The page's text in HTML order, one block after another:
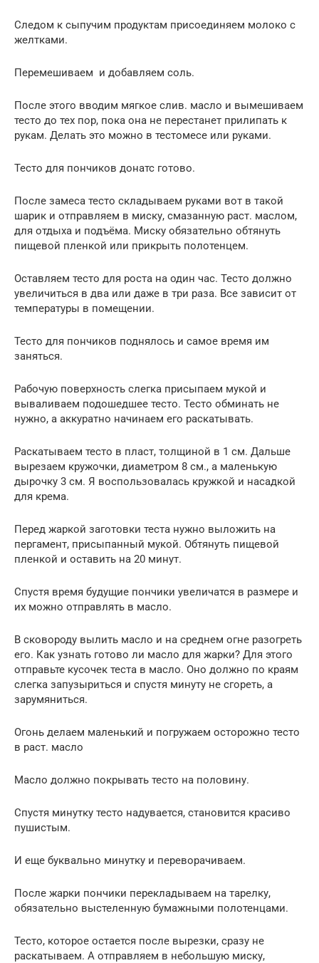
Следом к сыпучим продуктам присоединяем молоко с
желтками.
Перемешиваем и добавляем соль.
После этого вводим мягкое слив. масло и вымешиваем
тесто до тех пор, пока она не перестанет прилипать к
рукам. Делать это можно в тестомесе или руками.
Тесто для пончиков донатс готово.
После замеса тесто складываем руками вот в такой
шарик и отправляем в миску, смазанную раст. маслом,
для отдыха и подъёма. Миску обязательно обтянуть
пищевой пленкой или прикрыть полотенцем.
Оставляем тесто для роста на один час. Тесто должно
увеличиться в два или даже в три раза. Все зависит от
температуры в помещении.
Тесто для пончиков поднялось и самое время им
заняться.
Рабочую поверхность слегка присыпаем мукой и
вываливаем подошедшее тесто. Тесто обминать не
нужно, а аккуратно начинаем его раскатывать.
Раскатываем тесто в пласт, толщиной в 1 см. Дальше
вырезаем кружочки, диаметром 8 см., а маленькую
дырочку 3 см. Я воспользовалась кружкой и насадкой
для крема.
Перед жаркой заготовки теста нужно выложить на
пергамент, присыпанный мукой. Обтянуть пищевой
пленкой и оставить на 20 минут.
Спустя время будущие пончики увеличатся в размере и
их можно отправлять в масло.
В сковороду вылить масло и на среднем огне разогреть
его. Как узнать готово ли масло для жарки? Для этого
отправьте кусочек теста в масло. Оно должно по краям
слегка запузыриться и спустя минуту не сгореть, а
зарумяниться.
Огонь делаем маленький и погружаем осторожно тесто
в раст. масло
Масло должно покрывать тесто на половину.
Спустя минутку тесто надувается, становится красиво
пушистым.
И еще буквально минутку и переворачиваем.
После жарки пончики перекладываем на тарелку,
обязательно выстеленную бумажными полотенцами.
Тесто, которое остается после вырезки, сразу не
раскатываем. А отправляем в небольшую миску,